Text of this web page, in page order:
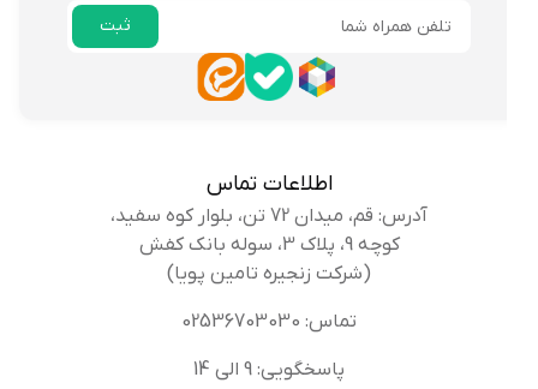
اطلاعات تماس
آدرس: قم، میدان 72 تن، بلوار کوه سفید،
کوچه 9، پلاک 3، سوله بانک کفش
(شرکت زنجیره تامین پویا)
تماس: 02536703030
پاسخگویی: 9 الی 14